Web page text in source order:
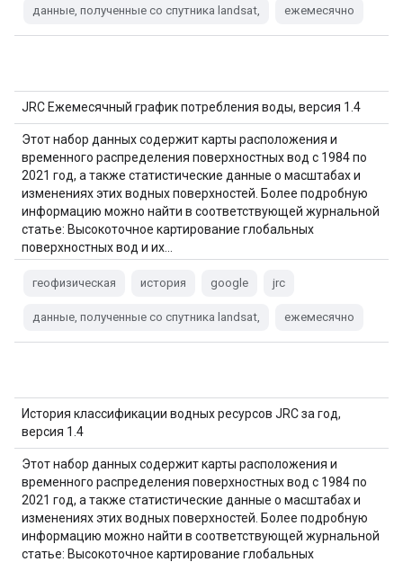
данные, полученные со спутника landsat, ежемесячно
JRC Ежемесячный график потребления воды, версия 1.4
Этот набор данных содержит карты расположения и
временного распределения поверхностных вод с 1984 по
2021 год, а также статистические данные о масштабах и
изменениях этих водных поверхностей. Более подробную
информацию можно найти в соответствующей журнальной
статье: Высокоточное картирование глобальных
поверхностных вод и их…
геофизическая история google jrc
данные, полученные со спутника landsat, ежемесячно
История классификации водных ресурсов JRC за год,
версия 1.4
Этот набор данных содержит карты расположения и
временного распределения поверхностных вод с 1984 по
2021 год, а также статистические данные о масштабах и
изменениях этих водных поверхностей. Более подробную
информацию можно найти в соответствующей журнальной
статье: Высокоточное картирование глобальных